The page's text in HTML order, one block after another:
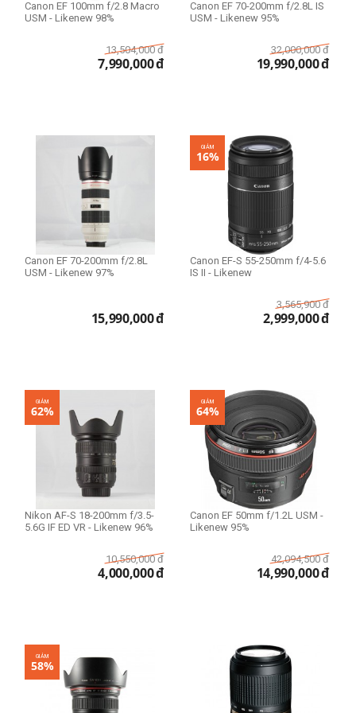
64GB
83x
Ổ cứng SSD
128GB
256GB
512GB
1TB
Loại ngàm lens
Canon EF
Canon EF-M
Canon EF-S
Canon RF
Sony FE
Phiên bản Wifi/3G/4G LTE
Canon EF 100mm f/2.8 Macro
USM - Likenew 98%
13,504,000 đ
7,990,000đ
Canon EF 70-200mm f/2.8L IS
USM - Likenew 95%
32,000,000 đ
19,990,000đ
Canon EF 70-200mm f/2.8L
USM - Likenew 97%
15,990,000đ
GIẢM
16%
Canon EF-S 55-250mm f/4-5.6
IS II - Likenew
3,565,900 đ
2,999,000đ
GIẢM
62%
Nikon AF-S 18-200mm f/3.5-
5.6G IF ED VR - Likenew 96%
10,550,000 đ
4,000,000đ
GIẢM
64%
Canon EF 50mm f/1.2L USM -
Likenew 95%
42,094,500 đ
14,990,000đ
GIẢM
58%